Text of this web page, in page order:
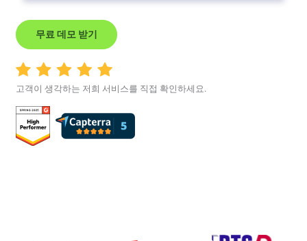
무료 데모 받기
고객이 생각하는 저희 서비스를 직접 확인하세요.